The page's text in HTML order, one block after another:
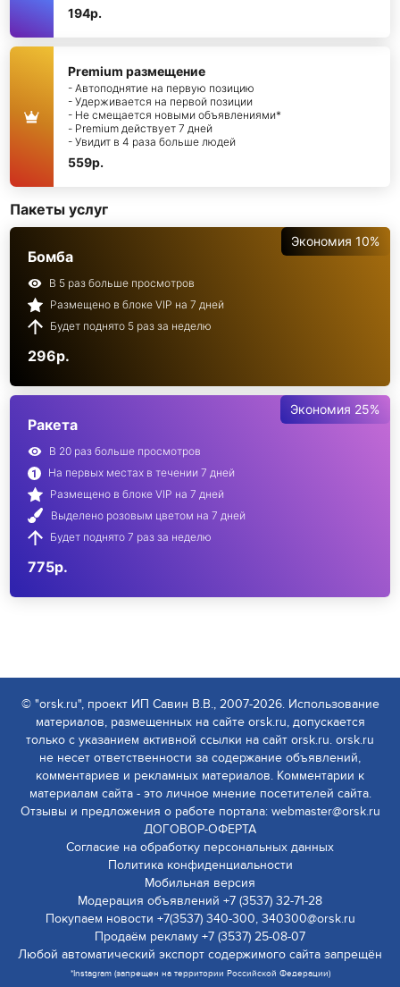
194р.
Premium размещение
- Автоподнятие на первую позицию
- Удерживается на первой позиции
- Не смещается новыми объявлениями*
- Premium действует 7 дней
- Увидит в 4 раза больше людей
559р.
Пакеты услуг
Экономия 10%
Бомба
В 5 раз больше просмотров
Размещено в блоке VIP на 7 дней
Будет поднято 5 раз за неделю
296р.
Экономия 25%
Ракета
В 20 раз больше просмотров
На первых местах в течении 7 дней
Размещено в блоке VIP на 7 дней
Выделено розовым цветом на 7 дней
Будет поднято 7 раз за неделю
775р.
© "orsk.ru", проект ИП Савин В.В., 2007-2026. Использование
материалов, размещенных на сайте orsk.ru, допускается
только с указанием активной ссылки на сайт orsk.ru. orsk.ru
не несет ответственности за содержание объявлений,
комментариев и рекламных материалов. Комментарии к
материалам сайта - это личное мнение посетителей сайта.
Отзывы и предложения о работе портала: webmaster@orsk.ru
ДОГОВОР-ОФЕРТА
Согласие на обработку персональных данных
Политика конфиденциальности
Мобильная версия
Модерация объявлений +7 (3537) 32-71-28
Покупаем новости +7(3537) 340-300, 340300@orsk.ru
Продаём рекламу +7 (3537) 25-08-07
Любой автоматический экспорт содержимого сайта запрещён
*Instagram (запрещен на территории Российской Федерации)